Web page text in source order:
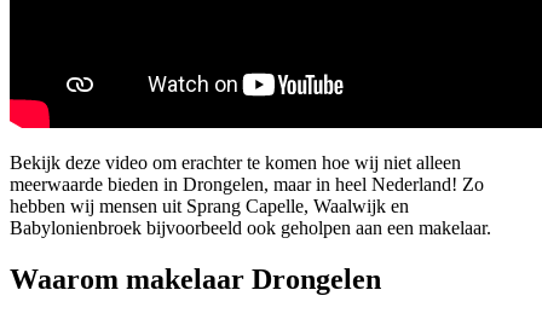
Bekijk deze video om erachter te komen hoe wij niet alleen
meerwaarde bieden in Drongelen, maar in heel Nederland! Zo
hebben wij mensen uit Sprang Capelle, Waalwijk en
Babylonienbroek bijvoorbeeld ook geholpen aan een makelaar.
Waarom makelaar Drongelen